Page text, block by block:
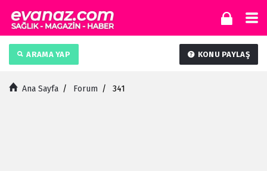
ARAMA YAP KONU PAYLAŞ
Ana Sayfa / Forum / 341